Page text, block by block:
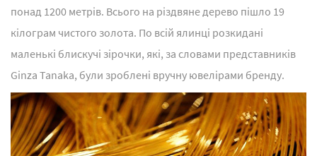
понад 1200 метрів. Всього на різдвяне дерево пішло 19
кілограм чистого золота. По всій ялинці розкидані
маленькі блискучі зірочки, які, за словами представників
Ginza Tanaka, були зроблені вручну ювелірами бренду.